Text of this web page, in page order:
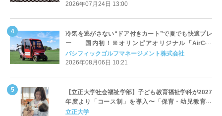
2026年07月24日 13:00
冷気を逃がさない“ドア付きカート”で夏でも快適プレ
ー 国内初！※オリンピアオリジナル「AirCon
Cart（エアコンカート）」導入 | ＰＧＭ
パシフィックゴルフマネージメント株式会社
2026年08月06日 10:21
【立正大学社会福祉学部】子ども教育福祉学科が2027
年度より「コース制」を導入〜「保育・幼児教育」
「初等教育」「子ども心理」の3コースを新設し、目指
立正大学